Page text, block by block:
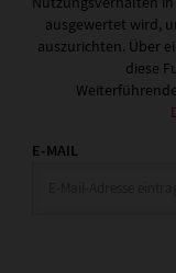
ausgewertet wird,
auszurichten. Über
diese
E-MAIL